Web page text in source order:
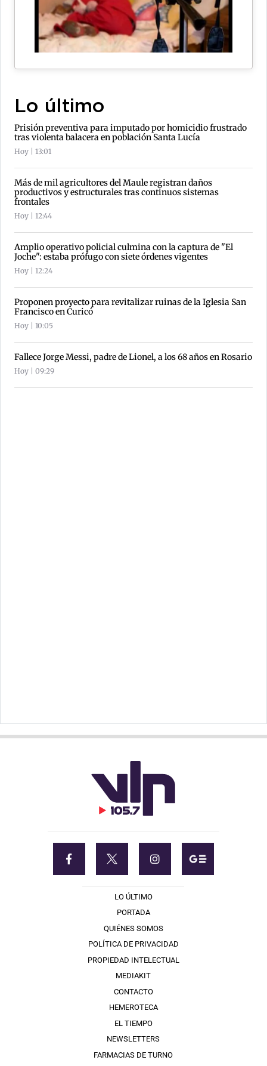
Lo último
Prisión preventiva para imputado por homicidio frustrado
tras violenta balacera en población Santa Lucía
Hoy | 13:01
Más de mil agricultores del Maule registran daños
productivos y estructurales tras continuos sistemas
frontales
Hoy | 12:44
Amplio operativo policial culmina con la captura de "El
Joche": estaba prófugo con siete órdenes vigentes
Hoy | 12:24
Proponen proyecto para revitalizar ruinas de la Iglesia San
Francisco en Curicó
Hoy | 10:05
Fallece Jorge Messi, padre de Lionel, a los 68 años en Rosario
Hoy | 09:29
LO ÚLTIMO
PORTADA
QUIÉNES SOMOS
POLÍTICA DE PRIVACIDAD
PROPIEDAD INTELECTUAL
MEDIAKIT
CONTACTO
HEMEROTECA
EL TIEMPO
NEWSLETTERS
FARMACIAS DE TURNO